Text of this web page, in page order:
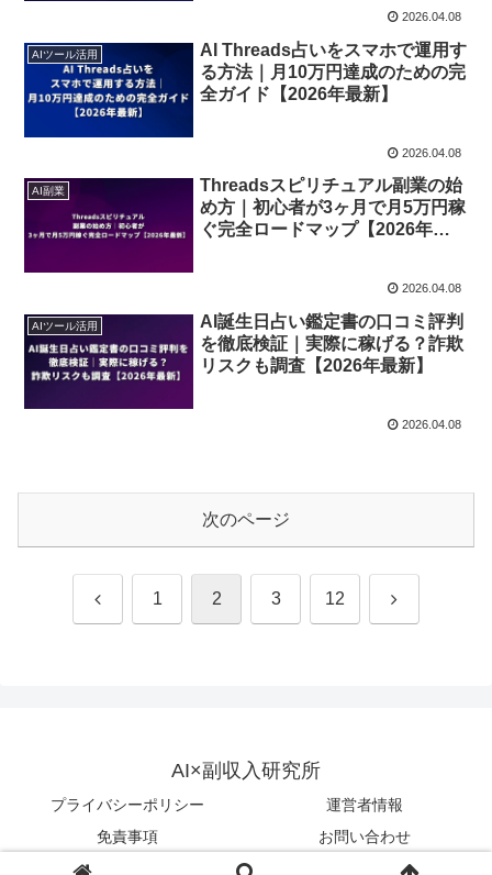
2026.04.08
AIツール活用
AI Threads占いをスマホで運用す
る方法｜月10万円達成のための完
全ガイド【2026年最新】
2026.04.08
AI副業
Threadsスピリチュアル副業の始
め方｜初心者が3ヶ月で月5万円稼
ぐ完全ロードマップ【2026年最
2026.04.08
AIツール活用
AI誕生日占い鑑定書の口コミ評判
を徹底検証｜実際に稼げる？詐欺
リスクも調査【2026年最新】
2026.04.08
次のページ
前 1 2 3 12 次
AI×副収入研究所
プライバシーポリシー
運営者情報
免責事項
お問い合わせ